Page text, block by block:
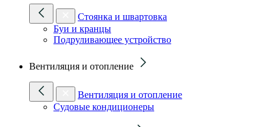
Стоянка и швартовка
Буи и кранцы
Подруливающее устройство
Вентиляция и отопление
Вентиляция и отопление
Судовые кондиционеры